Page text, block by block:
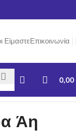
ΕίμαστεΕπικοινωνία
0,00
Άη